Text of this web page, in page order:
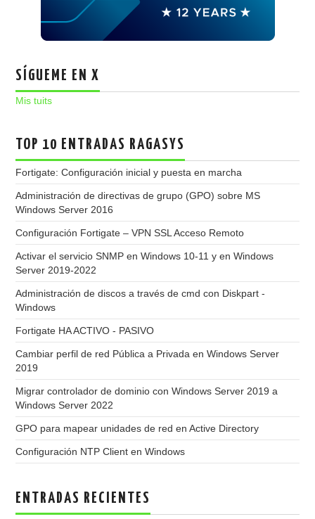
SÍGUEME EN X
Mis tuits
TOP 10 ENTRADAS RAGASYS
Fortigate: Configuración inicial y puesta en marcha
Administración de directivas de grupo (GPO) sobre MS
Windows Server 2016
Configuración Fortigate – VPN SSL Acceso Remoto
Activar el servicio SNMP en Windows 10-11 y en Windows
Server 2019-2022
Administración de discos a través de cmd con Diskpart -
Windows
Fortigate HA ACTIVO - PASIVO
Cambiar perfil de red Pública a Privada en Windows Server
2019
Migrar controlador de dominio con Windows Server 2019 a
Windows Server 2022
GPO para mapear unidades de red en Active Directory
Configuración NTP Client en Windows
ENTRADAS RECIENTES